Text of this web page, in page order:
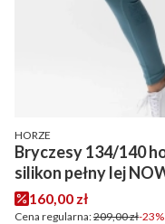
PRODUCENT
HORZE
Bryczesy 134/140 horze DEA na lato arctic blue
Cena promocyjna
160,00 zł
Cena regularna:209,00 zł-23%